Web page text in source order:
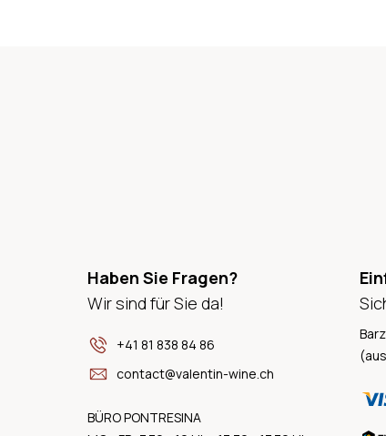
Haben Sie Fragen?
Wir sind für Sie da!
+41 81 838 84 86
contact@valentin-wine.ch
BÜRO PONTRESINA